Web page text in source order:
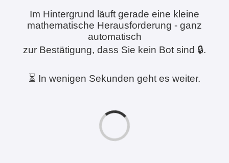
Im Hintergrund läuft gerade eine kleine
mathematische Herausforderung - ganz
automatisch
zur Bestätigung, dass Sie kein Bot sind 🔒.
⏳ In wenigen Sekunden geht es weiter.